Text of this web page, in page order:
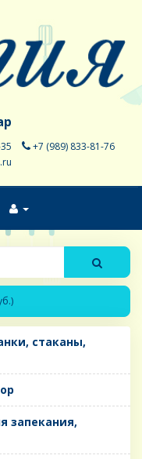
+7 (989) 833-81-76
стаканы,
запекания,